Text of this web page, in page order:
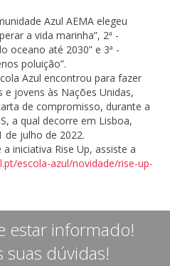
Azul AEMA elegeu
a vida marinha”, 2ª -
oceano até 2030” e 3ª -
poluição”.
Azul encontrou para fazer
e jovens às Nações Unidas,
de compromisso, durante a
a qual decorre em Lisboa,
de julho de 2022.
iniciativa Rise Up, assiste a
escola-azul/novidade/rise-up-
estar informado!
suas dúvidas!